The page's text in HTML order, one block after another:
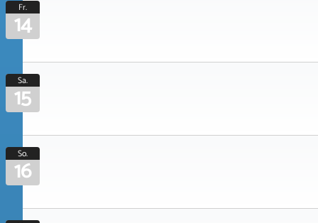
Fr.
14
Sa.
15
So.
16